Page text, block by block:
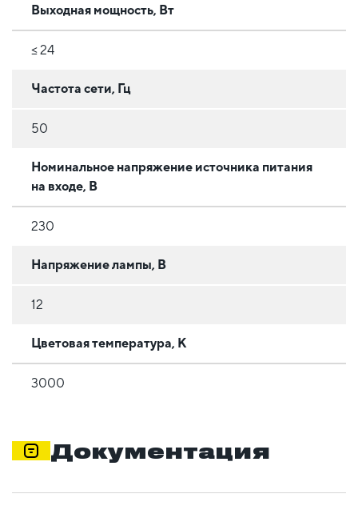
Выходная мощность, Вт
≤ 24
Частота сети, Гц
50
Номинальное напряжение источника питания
на входе, В
230
Напряжение лампы, В
12
Цветовая температура, К
3000
Документация